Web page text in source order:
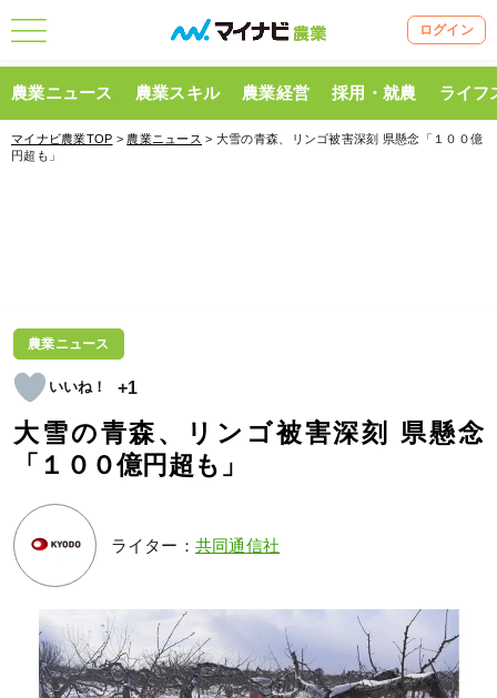
ログイン
農業ニュース 農業スキル 農業経営 採用・就農 ライフ
マイナビ農業TOP > 農業ニュース > 大雪の青森、リンゴ被害深刻 県懸念「１００億
円超も」
農業ニュース
+1
大雪の青森、リンゴ被害深刻 県懸念
「１００億円超も」
ライター： 共同通信社